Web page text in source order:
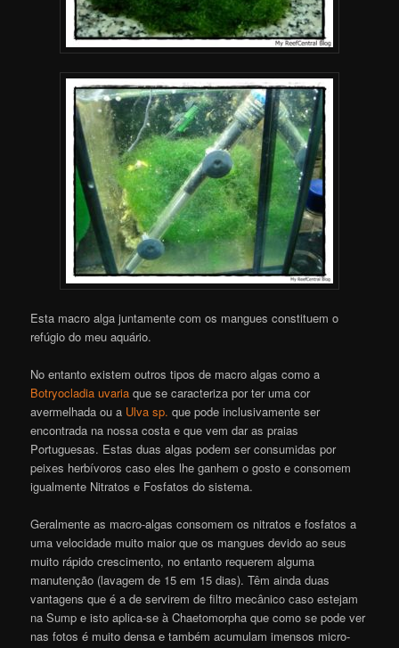
Esta macro alga juntamente com os mangues constituem o
refúgio do meu aquário.
No entanto existem outros tipos de macro algas como a
Botryocladia uvaria que se caracteriza por ter uma cor
avermelhada ou a Ulva sp. que pode inclusivamente ser
encontrada na nossa costa e que vem dar as praias
Portuguesas. Estas duas algas podem ser consumidas por
peixes herbívoros caso eles lhe ganhem o gosto e consomem
igualmente Nitratos e Fosfatos do sistema.
Geralmente as macro-algas consomem os nitratos e fosfatos a
uma velocidade muito maior que os mangues devido ao seus
muito rápido crescimento, no entanto requerem alguma
manutenção (lavagem de 15 em 15 dias). Têm ainda duas
vantagens que é a de servirem de filtro mecânico caso estejam
na Sump e isto aplica-se à Chaetomorpha que como se pode ver
nas fotos é muito densa e também acumulam imensos micro-